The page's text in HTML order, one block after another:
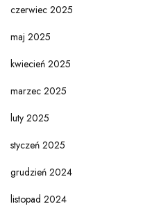
czerwiec 2025
maj 2025
kwiecień 2025
marzec 2025
luty 2025
styczeń 2025
grudzień 2024
listopad 2024